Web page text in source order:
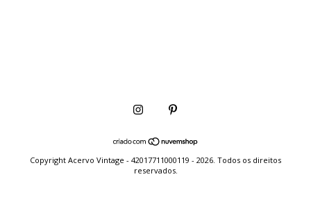
Copyright Acervo Vintage - 42017711000119 - 2026. Todos os direitos
reservados.